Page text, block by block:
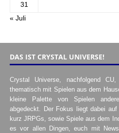
31
« Juli
DAS IST CRYSTAL UNIVERSE!
Crystal Universe, nachfolgend
thematisch mit Spielen aus dem
kleine Palette von Spielen
abgedeckt. Der Fokus liegt dabei auf
kurz JRPGs, sowie Spiele aus dem
es vor allen Dingen, euch mit